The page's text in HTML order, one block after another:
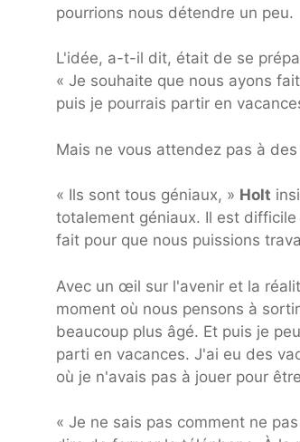
pourrions nous détendre un peu.
L'idée, a-t-il dit, était de se
« Je souhaite que nous ayons
puis je pourrais partir en
Mais ne vous attendez pas à
« Ils sont tous géniaux, » Holt
totalement géniaux. Il est
fait pour que nous puissions
Avec un œil sur l'avenir et la
moment où nous pensons à
beaucoup plus âgé. Et puis je
parti en vacances. J'ai eu des
où je n'avais pas à jouer pour
« Je ne sais pas comment ne